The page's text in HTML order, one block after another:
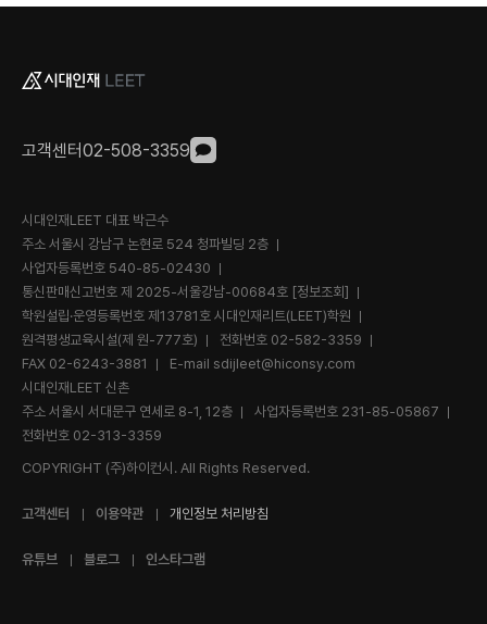
고객센터02-508-3359
시대인재LEET 대표 박근수
주소 서울시 강남구 논현로 524 청파빌딩 2층
사업자등록번호 540-85-02430
통신판매신고번호 제 2025-서울강남-00684호 [정보조회]
학원설립·운영등록번호 제13781호 시대인재리트(LEET)학원
원격평생교육시설(제 원-777호)
전화번호 02-582-3359
FAX 02-6243-3881
E-mail sdijleet@hiconsy.com
시대인재LEET 신촌
주소 서울시 서대문구 연세로 8-1, 12층
사업자등록번호 231-85-05867
전화번호 02-313-3359
COPYRIGHT (주)하이컨시. All Rights Reserved.
고객센터 이용약관 개인정보 처리방침
유튜브 블로그 인스타그램